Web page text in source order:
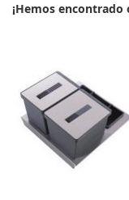
LISTA
DESEOS
¡Hemos